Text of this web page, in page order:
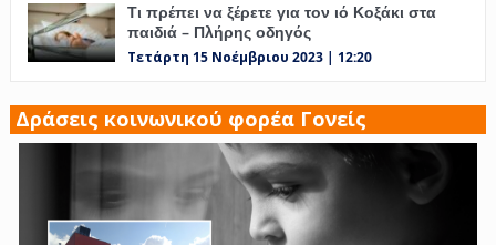
Τι πρέπει να ξέρετε για τον ιό Κοξάκι στα
παιδιά – Πλήρης οδηγός
Τετάρτη 15 Νοέμβριου 2023 | 12:20
Δράσεις κοινωνικού φορέα Γονείς